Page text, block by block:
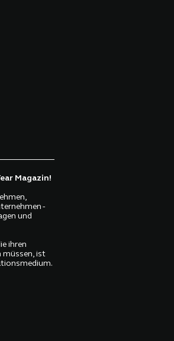
Magazin!
-
und
ihren
müssen, ist